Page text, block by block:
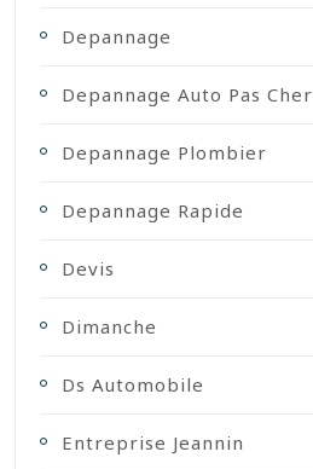
Depannage
Depannage Auto Pas Cher
Depannage Plombier
Depannage Rapide
Devis
Dimanche
Ds Automobile
Entreprise Jeannin